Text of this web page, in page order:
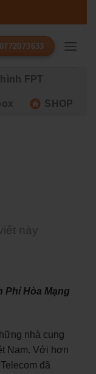
0772073633
FPT
SHOP
này
Phí Hòa Mạng
nhà cung
Nam. Với hơn
đã